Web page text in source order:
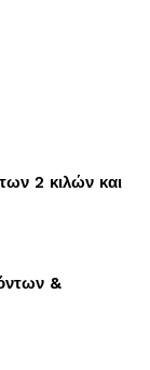
2 κιλών και
&